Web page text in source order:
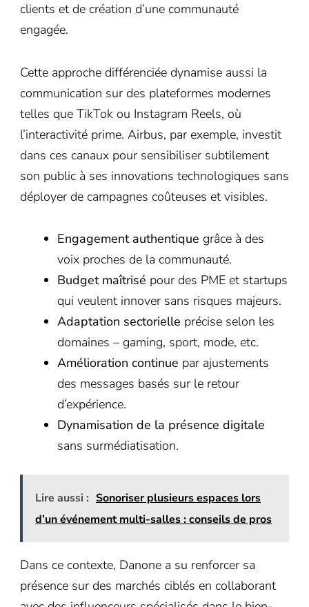
clients et de création d’une communauté
engagée.
Cette approche différenciée dynamise aussi la
communication sur des plateformes modernes
telles que TikTok ou Instagram Reels, où
l’interactivité prime. Airbus, par exemple, investit
dans ces canaux pour sensibiliser subtilement
son public à ses innovations technologiques sans
déployer de campagnes coûteuses et visibles.
Engagement authentique grâce à des
voix proches de la communauté.
Budget maîtrisé pour des PME et startups
qui veulent innover sans risques majeurs.
Adaptation sectorielle précise selon les
domaines – gaming, sport, mode, etc.
Amélioration continue par ajustements
des messages basés sur le retour
d’expérience.
Dynamisation de la présence digitale
sans surmédiatisation.
Lire aussi : Sonoriser plusieurs espaces lors
d’un événement multi-salles : conseils de pros
Dans ce contexte, Danone a su renforcer sa
présence sur des marchés ciblés en collaborant